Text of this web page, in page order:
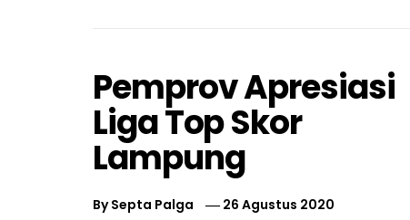
Pemprov Apresiasi
Liga Top Skor
Lampung
BySepta Palga 26 Agustus 2020